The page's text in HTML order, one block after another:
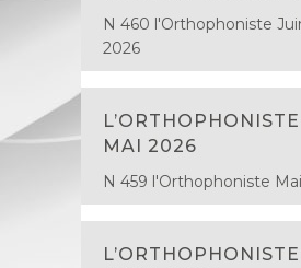
N 460 l'Orthophoniste
2026
MAI 2026
N 459 l'Orthophoniste